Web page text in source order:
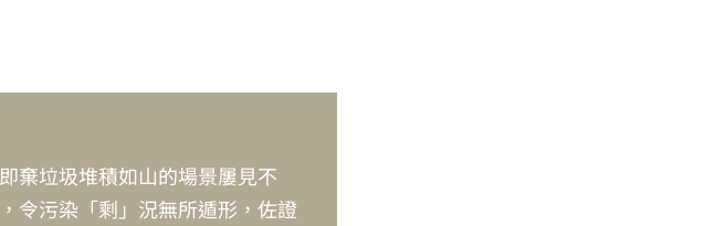
棄垃圾堆積如山的場景屢見不
令污染「剩」況無所遁形，佐證